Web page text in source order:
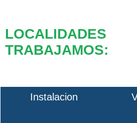
TRABAJAMOS:
Instalacion